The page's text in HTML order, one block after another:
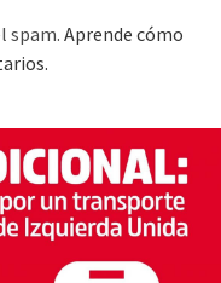
spam. Aprende cómo